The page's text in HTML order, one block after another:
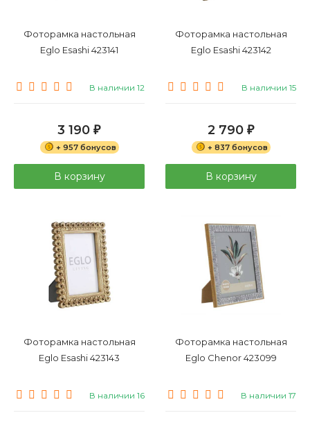
Фоторамка настольная
Eglo Esashi 423141
В наличии 12
3 190 ₽
+ 957 бонусов
В корзину
Фоторамка настольная
Eglo Esashi 423142
В наличии 15
2 790 ₽
+ 837 бонусов
В корзину
Фоторамка настольная
Eglo Esashi 423143
В наличии 16
Фоторамка настольная
Eglo Chenor 423099
В наличии 17